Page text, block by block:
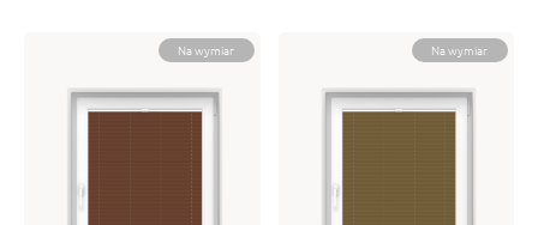
Na wymiar Na wymiar